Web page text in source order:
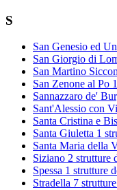
S
San Genesio ed
San Giorgio di
San Martino
San Zenone al Po
Sannazzaro de'
Sant'Alessio con
Santa Cristina e
Santa Giuletta 1
Santa Maria della
Siziano 2 strutture
Spessa 1 strutture
Stradella 7